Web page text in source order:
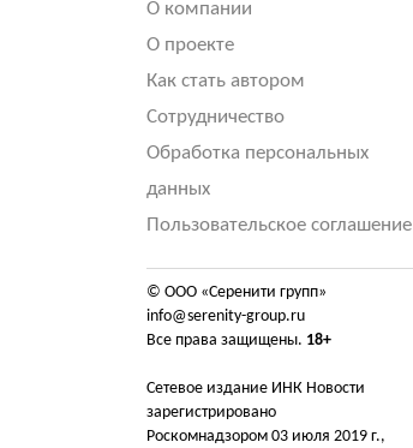
О компании
О проекте
Как стать автором
Сотрудничество
Обработка персональных
данных
Пользовательское соглашение
© ООО «Серенити групп»
info@serenity-group.ru
Все права защищены. 18+
Сетевое издание ИНК Новости
зарегистрировано
Роскомнадзором 03 июля 2019 г.,